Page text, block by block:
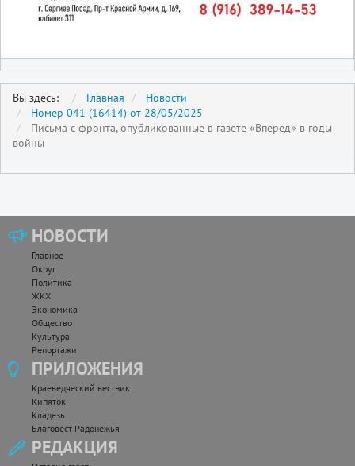
Вы здесь: Главная
Новости
Номер 041 (16414) от 28/05/2025
Письма с фронта, опубликованные в газете «Вперёд» в годы
войны
НОВОСТИ
Главное
Округ
Политика
ЖКХ
Экономика
Общество
Культура
Репортажи
ПРИЛОЖЕНИЯ
Краеведческий вестник
Кипяток
Кладезь
Благовест Радонежья
РЕДАКЦИЯ